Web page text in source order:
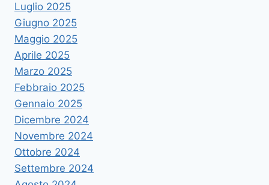
Luglio 2025
Giugno 2025
Maggio 2025
Aprile 2025
Marzo 2025
Febbraio 2025
Gennaio 2025
Dicembre 2024
Novembre 2024
Ottobre 2024
Settembre 2024